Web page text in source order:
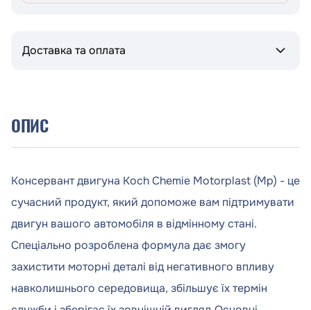
Доставка та оплата
ОПИС
Консервант двигуна Koch Chemie Motorplast (Mp) - це
сучасний продукт, який допоможе вам підтримувати
двигун вашого автомобіля в відмінному стані.
Спеціально розроблена формула дає змогу
захистити моторні деталі від негативного впливу
навколишнього середовища, збільшує їх термін